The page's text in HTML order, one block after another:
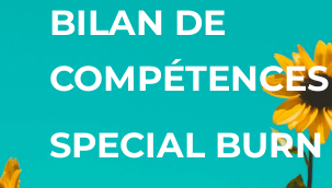
BILAN DE
COMPÉTENCES
SPECIAL